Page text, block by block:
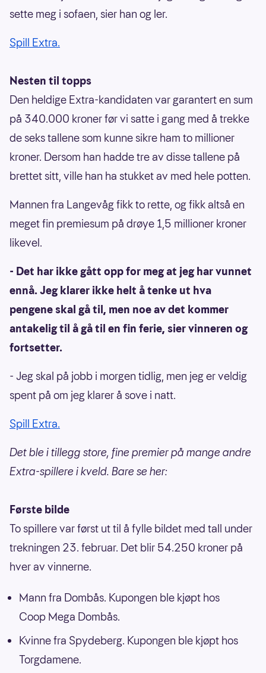
sette meg i sofaen, sier han og ler.
Spill Extra.
Nesten til topps
Den heldige Extra-kandidaten var garantert en sum
på 340.000 kroner før vi satte i gang med å trekke
de seks tallene som kunne sikre ham to millioner
kroner. Dersom han hadde tre av disse tallene på
brettet sitt, ville han ha stukket av med hele potten.
Mannen fra Langevåg fikk to rette, og fikk altså en
meget fin premiesum på drøye 1,5 millioner kroner
likevel.
- Det har ikke gått opp for meg at jeg har vunnet
ennå. Jeg klarer ikke helt å tenke ut hva
pengene skal gå til, men noe av det kommer
antakelig til å gå til en fin ferie, sier vinneren og
fortsetter.
- Jeg skal på jobb i morgen tidlig, men jeg er veldig
spent på om jeg klarer å sove i natt.
Spill Extra.
Det ble i tillegg store, fine premier på mange andre
Extra-spillere i kveld. Bare se her:
Første bilde
To spillere var først ut til å fylle bildet med tall under
trekningen 23. februar. Det blir 54.250 kroner på
hver av vinnerne.
Mann fra Dombås. Kupongen ble kjøpt hos
Coop Mega Dombås.
Kvinne fra Spydeberg. Kupongen ble kjøpt hos
Torgdamene.